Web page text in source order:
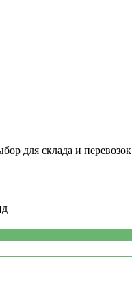
для склада и перевозок